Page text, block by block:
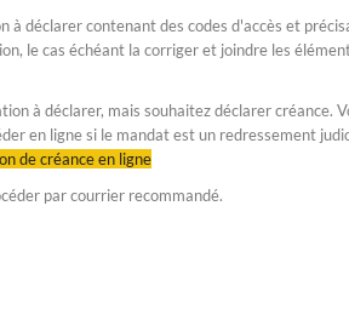
à déclarer contenant des codes d'accès et
le cas échéant la corriger et joindre les
à déclarer, mais souhaitez déclarer créance.
en ligne si le mandat est un redressement
de créance en ligne
par courrier recommandé.